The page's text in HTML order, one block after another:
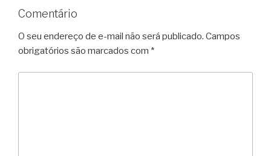
Comentário
O seu endereço de e-mail não será publicado. Campos
obrigatórios são marcados com *